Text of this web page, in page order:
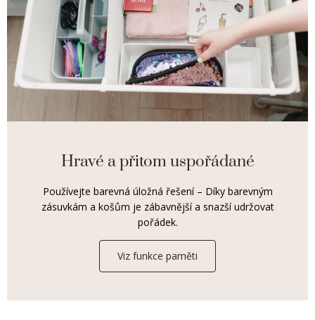
Hravé a přitom uspořádané
Používejte barevná úložná řešení – Díky barevným
zásuvkám a košům je zábavnější a snazší udržovat
pořádek.
Viz funkce paměti